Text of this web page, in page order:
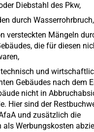
Diebstahl des Pkw,
durch Wasserrohrbruch,
versteckten Mängeln
die für diesen
und
Gebäudes nach dem
nicht in
Hier sind der
und zusätzlich die
als Werbungskosten